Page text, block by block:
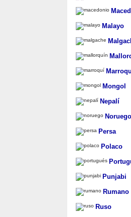
Malayo
Mongol
Nepalí
Noruego
Persa
Polaco
Punjabi
Rumano
Ruso